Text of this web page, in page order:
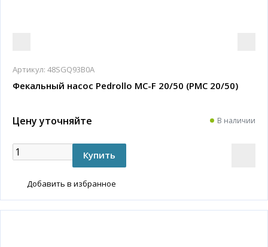
Артикул: 48SGQ93B0A
Фекальный насос Pedrollo MC-F 20/50 (PMC 20/50)
Цену уточняйте В наличии
Добавить в избранное